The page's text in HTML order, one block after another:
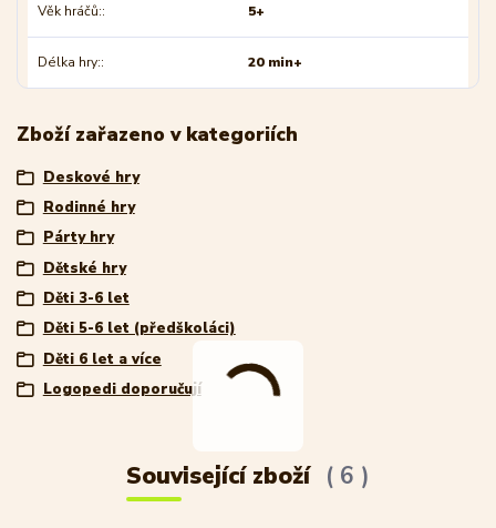
Věk hráčů: 5+
Délka hry: 20 min+
Zboží zařazeno v kategoriích
Deskové hry
Rodinné hry
Párty hry
Dětské hry
Děti 3-6 let
Děti 5-6 let (předškoláci)
Děti 6 let a více
Logopedi doporučují
Související zboží 6